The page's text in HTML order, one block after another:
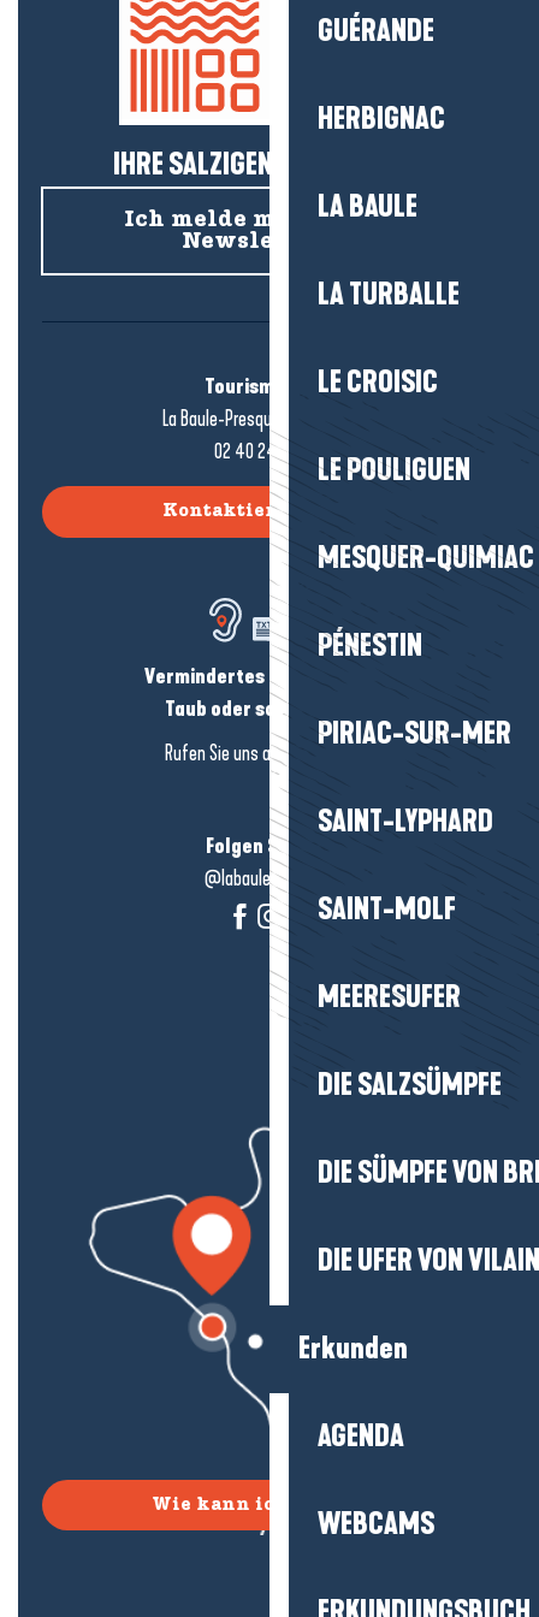
GUÉRANDE
HERBIGNAC
LA BAULE
LA TURBALLE
LE CROISIC
LE POULIGUEN
MESQUER-QUIMIAC
PÉNESTIN
PIRIAC-SUR-MER
SAINT-LYPHARD
SAINT-MOLF
MEERESUFER
DIE SALZSÜMPFE
DIE SÜMPFE VON
DIE UFER VON
Erkunden
AGENDA
WEBCAMS
IHRE SALZIGEN NEUIGKEITEN!
Ich melde mich für den
Newsletter an
Tourismusbüro
La Baule-Presqu'île de Guérande
02 40 24 34 44
Kontaktieren Sie uns
Vermindertes Hörvermögen?
Taub oder schwerhörig?
Rufen Sie uns an in
Folgen Sie uns!
@labauleguérande
Wie kann ich kommen?